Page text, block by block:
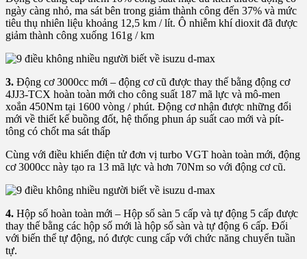
ngày càng nhỏ, ma sát bên trong giảm thành công đến 37% và mức
tiêu thụ nhiên liệu khoảng 12,5 km / lít. Ô nhiễm khí dioxit đã được
giảm thành công xuống 161g / km
3. Động cơ 3000cc mới – động cơ cũ được thay thế bằng động cơ
4JJ3-TCX hoàn toàn mới cho công suất 187 mã lực và mô-men
xoắn 450Nm tại 1600 vòng / phút. Động cơ nhận được những đổi
mới về thiết kế buồng đốt, hệ thống phun áp suất cao mới và pít-
tông có chốt ma sát thấp
Cùng với điều khiển điện tử đơn vị turbo VGT hoàn toàn mới, động
cơ 3000cc này tạo ra 13 mã lực và hơn 70Nm so với động cơ cũ.
4. Hộp số hoàn toàn mới – Hộp số sàn 5 cấp và tự động 5 cấp được
thay thế bằng các hộp số mới là hộp số sàn và tự động 6 cấp. Đối
với biến thể tự động, nó được cung cấp với chức năng chuyển tuần
tự.